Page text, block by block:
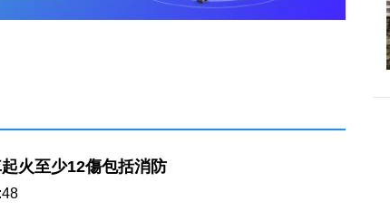
火至少12傷包括消防